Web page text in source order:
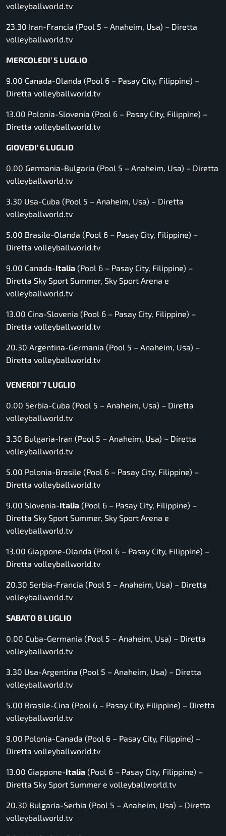
volleyballworld.tv
23.30 Iran-Francia (Pool 5 – Anaheim, Usa) – Diretta
volleyballworld.tv
MERCOLEDI’ 5 LUGLIO
9.00 Canada-Olanda (Pool 6 – Pasay City, Filippine) –
Diretta volleyballworld.tv
13.00 Polonia-Slovenia (Pool 6 – Pasay City, Filippine) –
Diretta volleyballworld.tv
GIOVEDI’ 6 LUGLIO
0.00 Germania-Bulgaria (Pool 5 – Anaheim, Usa) – Diretta
volleyballworld.tv
3.30 Usa-Cuba (Pool 5 – Anaheim, Usa) – Diretta
volleyballworld.tv
5.00 Brasile-Olanda (Pool 6 – Pasay City, Filippine) –
Diretta volleyballworld.tv
9.00 Canada-Italia (Pool 6 – Pasay City, Filippine) –
Diretta Sky Sport Summer, Sky Sport Arena e
volleyballworld.tv
13.00 Cina-Slovenia (Pool 6 – Pasay City, Filippine) –
Diretta volleyballworld.tv
20.30 Argentina-Germania (Pool 5 – Anaheim, Usa) –
Diretta volleyballworld.tv
VENERDI’ 7 LUGLIO
0.00 Serbia-Cuba (Pool 5 – Anaheim, Usa) – Diretta
volleyballworld.tv
3.30 Bulgaria-Iran (Pool 5 – Anaheim, Usa) – Diretta
volleyballworld.tv
5.00 Polonia-Brasile (Pool 6 – Pasay City, Filippine) –
Diretta volleyballworld.tv
9.00 Slovenia-Italia (Pool 6 – Pasay City, Filippine) –
Diretta Sky Sport Summer, Sky Sport Arena e
volleyballworld.tv
13.00 Giappone-Olanda (Pool 6 – Pasay City, Filippine) –
Diretta volleyballworld.tv
20.30 Serbia-Francia (Pool 5 – Anaheim, Usa) – Diretta
volleyballworld.tv
SABATO 8 LUGLIO
0.00 Cuba-Germania (Pool 5 – Anaheim, Usa) – Diretta
volleyballworld.tv
3.30 Usa-Argentina (Pool 5 – Anaheim, Usa) – Diretta
volleyballworld.tv
5.00 Brasile-Cina (Pool 6 – Pasay City, Filippine) – Diretta
volleyballworld.tv
9.00 Polonia-Canada (Pool 6 – Pasay City, Filippine) –
Diretta volleyballworld.tv
13.00 Giappone-Italia (Pool 6 – Pasay City, Filippine) –
Diretta Sky Sport Summer e volleyballworld.tv
20.30 Bulgaria-Serbia (Pool 5 – Anaheim, Usa) – Diretta
volleyballworld.tv